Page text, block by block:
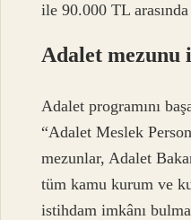
ile 90.000 TL
Adalet
Adalet programını
“Adalet Meslek
mezunlar, Adalet
tüm kamu kurum ve
istihdam imkânı